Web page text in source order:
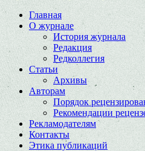
Главная
О журнале
История журнала
Редакция
Редколлегия
Статьи
Архивы
Авторам
Порядок
Рекомендации
Рекламодателям
Контакты
Этика публикаций